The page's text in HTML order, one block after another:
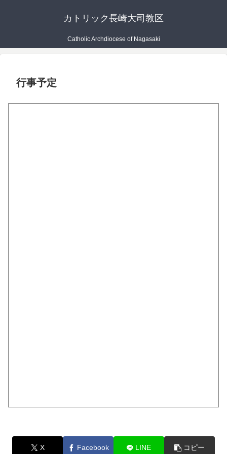
カトリック長崎大司教区
Catholic Archdiocese of Nagasaki
行事予定
X Facebook LINE コピー